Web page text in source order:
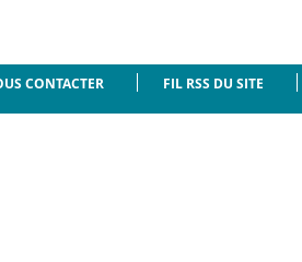
CONTACTER FIL RSS DU SITE